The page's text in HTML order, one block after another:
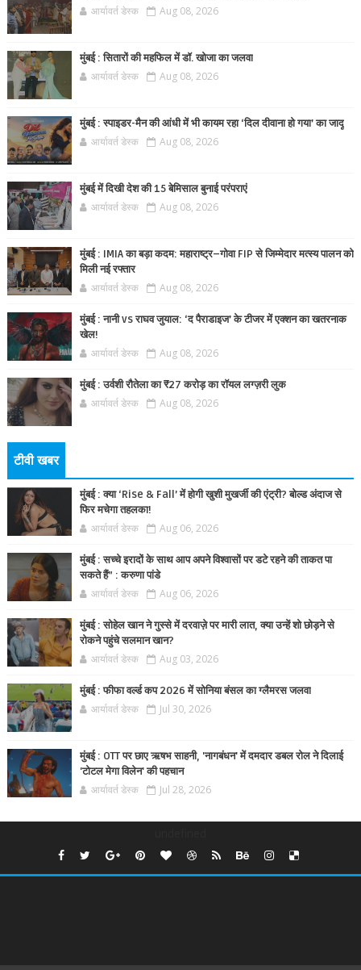
आर्यावर्त डेस्क Aug 08, 2026
मुंबई : सितारों की महफिल में डॉ. खोजा का जलवा
आर्यावर्त डेस्क Aug 08, 2026
मुंबई : स्पाइडर-मैन की आंधी में भी कायम रहा ‘दिल दीवाना हो गया’ का जादू
आर्यावर्त डेस्क Aug 08, 2026
मुंबई में दिखी देश की 15 बेमिसाल बुनाई परंपराएं
आर्यावर्त डेस्क Aug 08, 2026
मुंबई : IMIA का बड़ा कदम: महाराष्ट्र–गोवा FIP से जिम्मेदार मत्स्य पालन को
मिली नई रफ्तार
आर्यावर्त डेस्क Aug 08, 2026
मुंबई : नानी vs राघव जुयाल: ‘द पैराडाइज’ के टीजर में एक्शन का खतरनाक
खेल!
आर्यावर्त डेस्क Aug 08, 2026
मुंबई : उर्वशी रौतेला का ₹27 करोड़ का रॉयल लग्ज़री लुक
आर्यावर्त डेस्क Aug 08, 2026
टीवी खबर
मुंबई : क्या ‘Rise & Fall’ में होगी खुशी मुखर्जी की एंट्री? बोल्ड अंदाज से
फिर मचेगा तहलका!
आर्यावर्त डेस्क Aug 06, 2026
मुंबई : सच्चे इरादों के साथ आप अपने विश्वासों पर डटे रहने की ताकत पा
सकते हैं” : करुणा पांडे
आर्यावर्त डेस्क Aug 06, 2026
मुंबई : सोहेल खान ने गुस्से में दरवाज़े पर मारी लात, क्या उन्हें शो छोड़ने से
रोकने पहुंचे सलमान खान?
आर्यावर्त डेस्क Aug 03, 2026
मुंबई : फीफा वर्ल्ड कप 2026 में सोनिया बंसल का ग्लैमरस जलवा
आर्यावर्त डेस्क Jul 30, 2026
मुंबई : OTT पर छाए ऋषभ साहनी, 'नागबंधन' में दमदार डबल रोल ने दिलाई
'टोटल मेगा विलेन' की पहचान
आर्यावर्त डेस्क Jul 28, 2026